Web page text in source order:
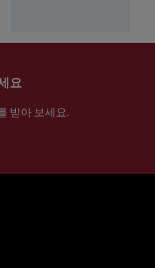
요
받아 보세요.